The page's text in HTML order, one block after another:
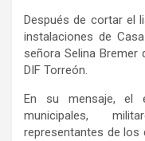
Después de cortar el
instalaciones de
señora Selina Bremer
DIF Torreón.
En su mensaje, el
municipales,
representantes de los